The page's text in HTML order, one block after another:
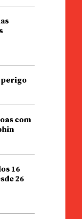
perigo
com
16
26